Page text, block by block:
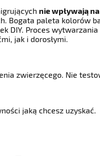
nie wpływają
Bogata paleta kolorów
DIY. Proces
jak i dorosłymi.
zwierzęcego. Nie
jaką chcesz uzyskać.